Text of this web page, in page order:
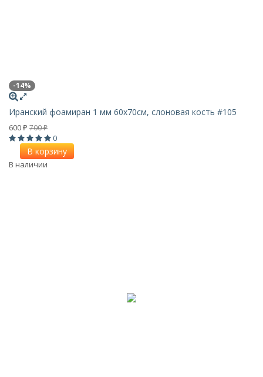
-14%
Иранский фоамиран 1 мм 60х70см, слоновая кость #105
600 ₽ 700₽
0
В корзину
В наличии